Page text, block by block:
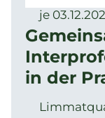
je
in der